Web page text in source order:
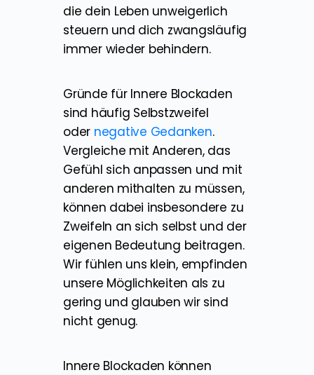
die dein Leben unweigerlich
steuern und dich zwangsläufig
immer wieder behindern.
Gründe für Innere Blockaden
sind häufig Selbstzweifel
oder negative Gedanken.
Vergleiche mit Anderen, das
Gefühl sich anpassen und mit
anderen mithalten zu müssen,
können dabei insbesondere zu
Zweifeln an sich selbst und der
eigenen Bedeutung beitragen.
Wir fühlen uns klein, empfinden
unsere Möglichkeiten als zu
gering und glauben wir sind
nicht genug.
Innere Blockaden können